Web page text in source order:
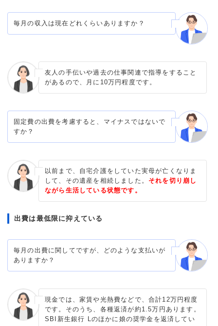
毎月の収入は現在どれくらいありますか？
友人の手伝いや過去の仕事関連で指導をすること
があるので、月に10万円程度です。
固定費の出費を考慮すると、マイナスではないで
すか？
以前まで、自宅介護をしていた実母が亡くなりま
して、その遺産を相続しました。 それを切り崩し
ながら生活している状態です。
出費は最低限に抑えている
毎月の出費に関してですが、どのような支払いが
ありますか？
現金では、家賃や光熱費などで、合計12万円程度
です。そのうち、各種返済が約1.5万円あります。
SBI新生銀行 Lのほかに娘の奨学金を返済してい